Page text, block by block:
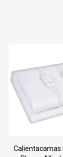
Calientacamas